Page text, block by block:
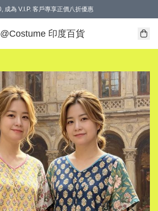
成為 V.I.P. 客戶專享正價八折優惠
印度百貨